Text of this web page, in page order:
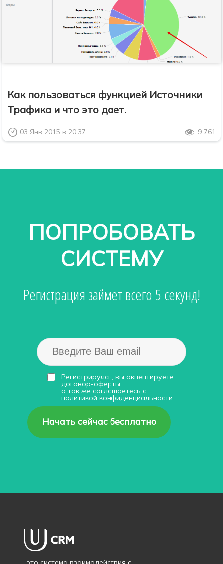
Как пользоваться функцией Источники
Трафика и что это дает.
03 Янв 2015 в 20:37 9 761
ПОПРОБОВАТЬ
СИСТЕМУ
Регистрация займет всего 5 секунд!
Регистрируясь, вы акцептируете
договор-оферты,
а так же соглашаетесь с
политикой конфиденциальности.
Начать сейчас бесплатно
— это система взаимодействия с